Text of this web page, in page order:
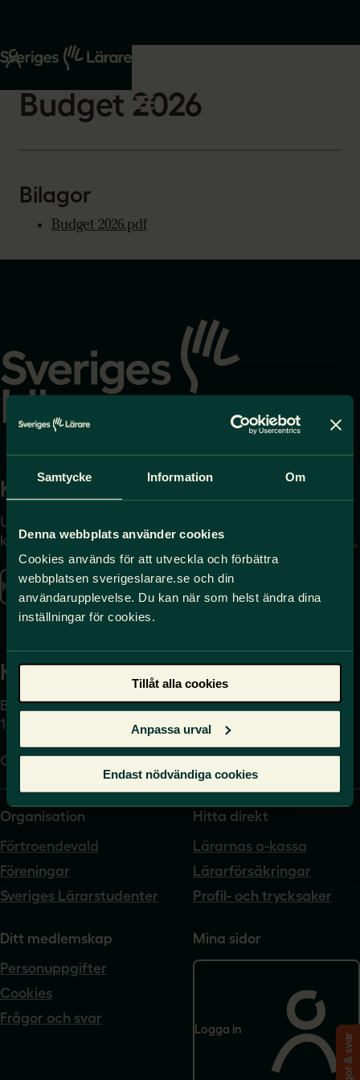
Samtycke Information Om
Denna webbplats använder cookies
Cookies används för att utveckla och förbättra
webbplatsen sverigeslarare.se och din
användarupplevelse. Du kan när som helst ändra dina
inställningar för cookies.
Tillåt alla cookies
Anpassa urval
Endast nödvändiga cookies
Start
Om oss
2026-02-26
Budget 2026
Bilagor
Budget 2026.pdf
startsidan
Kontakta
Uppgifter om hur du
kontaktar oss finns här.
Kontakta oss
Press
på press@sverigeslarare.
se
Presskontakt
Kansli
Box 17061
104 62 Stockholm
Org.nr. 802540-5542
Organisation
Förtroendevald
Föreningar
Sveriges Lärarstudenter
Hitta direkt
Lärarnas a-kassa
Lärarförsäkringar
Profil- och trycksaker
Ditt medlemskap
Personuppgifter
Cookies
Frågor och svar
Mina sidor
Logga in
Frågor & svar